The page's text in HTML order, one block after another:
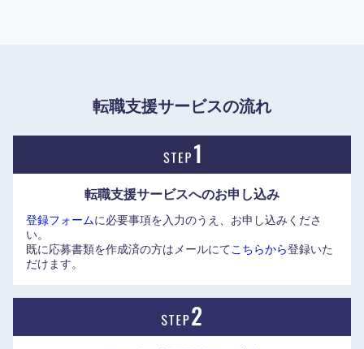
転職支援サービスの流れ
転職支援サービスへのお申し込み
登録フォームに必要事項を入力のうえ、お申し込みくださ
い。
既に応募書類を作成済の方はメールにてこちらから登録いた
だけます。
滋賀県 京都府
大阪府